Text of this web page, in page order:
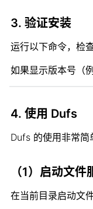
3. 验证安装
运行以下命令，检
如果显示版本号（
4. 使用 Dufs
Dufs 的使用非常简
（1）启动文件
在当前目录启动文